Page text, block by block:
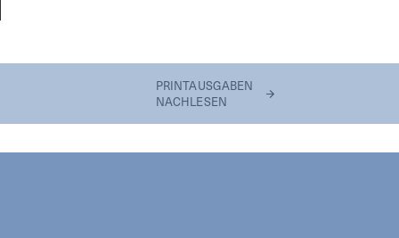
PRINTAUSGABEN
NACHLESEN